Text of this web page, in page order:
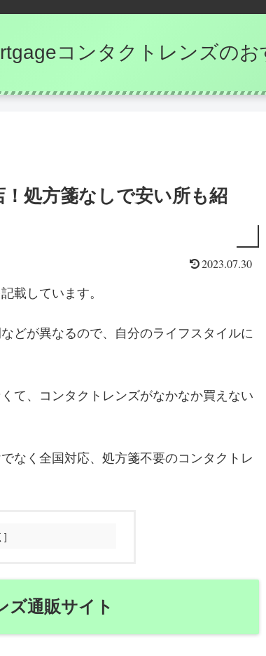
コンタクトレンズのお
処方箋なしで安い所も紹
2023.07.30
載しています。
どが異なるので、自分のライフスタイルに
て、コンタクトレンズがなかなか買えない
なく全国対応、処方箋不要のコンタクトレ
ズ通販サイト